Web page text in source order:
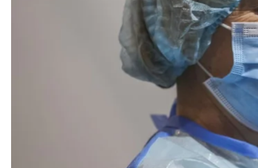
клинические испытания— проверку на
Несмотря на то, что украинские ученые
ее до сих пор нет. Даже о клинических
hromadske пообщалось с Зеновием
молекулярной биологии и генетики
коронавируса в Украине и что этому